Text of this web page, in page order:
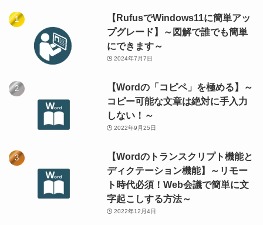
【RufusでWindows11に簡単アッ
プグレード】～図解で誰でも簡単
にできます～
2024年7月7日
【Wordの「コピペ」を極める】～
コピー可能な文章は絶対に手入力
しない！～
2022年9月25日
【Wordのトランスクリプト機能と
ディクテーション機能】～リモー
ト時代必須！Web会議で簡単に文
字起こしする方法～
2022年12月4日